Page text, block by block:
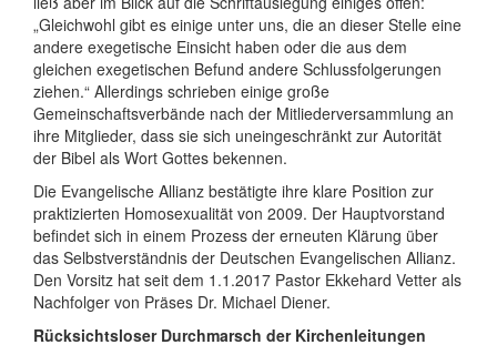
„Gleichwohl gibt es einige unter uns, die an dieser Stelle eine
andere exegetische Einsicht haben oder die aus dem
gleichen exegetischen Befund andere Schlussfolgerungen
ziehen.“ Allerdings schrieben einige große
Gemeinschaftsverbände nach der Mitliederversammlung an
ihre Mitglieder, dass sie sich uneingeschränkt zur Autorität
der Bibel als Wort Gottes bekennen.
Die Evangelische Allianz bestätigte ihre klare Position zur
praktizierten Homosexualität von 2009. Der Hauptvorstand
befindet sich in einem Prozess der erneuten Klärung über
das Selbstverständnis der Deutschen Evangelischen Allianz.
Den Vorsitz hat seit dem 1.1.2017 Pastor Ekkehard Vetter als
Nachfolger von Präses Dr. Michael Diener.
Rücksichtsloser Durchmarsch der Kirchenleitungen